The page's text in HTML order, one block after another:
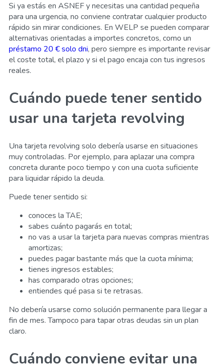
Si ya estás en ASNEF y necesitas una cantidad pequeña
para una urgencia, no conviene contratar cualquier producto
rápido sin mirar condiciones. En WELP se pueden comparar
alternativas orientadas a importes concretos, como un
préstamo 20 € solo dni, pero siempre es importante revisar
el coste total, el plazo y si el pago encaja con tus ingresos
reales.
Cuándo puede tener sentido
usar una tarjeta revolving
Una tarjeta revolving solo debería usarse en situaciones
muy controladas. Por ejemplo, para aplazar una compra
concreta durante poco tiempo y con una cuota suficiente
para liquidar rápido la deuda.
Puede tener sentido si:
conoces la TAE;
sabes cuánto pagarás en total;
no vas a usar la tarjeta para nuevas compras mientras
amortizas;
puedes pagar bastante más que la cuota mínima;
tienes ingresos estables;
has comparado otras opciones;
entiendes qué pasa si te retrasas.
No debería usarse como solución permanente para llegar a
fin de mes. Tampoco para tapar otras deudas sin un plan
claro.
Cuándo conviene evitar una